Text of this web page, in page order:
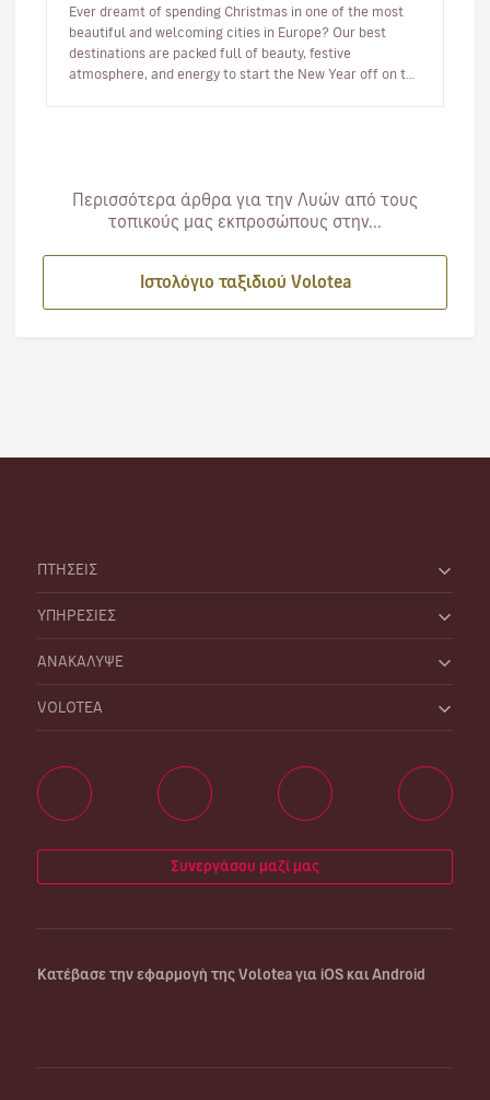
Ever dreamt of spending Christmas in one of the most
beautiful and welcoming cities in Europe? Our best
destinations are packed full of beauty, festive
atmosphere, and energy to start the New Year off on the
Περισσότερα άρθρα για την Λυών από τους
τοπικούς μας εκπροσώπους στην...
Ιστολόγιο ταξιδιού Volotea
ΠΤΗΣΕΙΣ
ΥΠΗΡΕΣΙΕΣ
ΑΝΑΚΑΛΥΨΕ
VOLOTEA
Συνεργάσου μαζί μας
Κατέβασε την εφαρμογή της Volotea για iOS και Android